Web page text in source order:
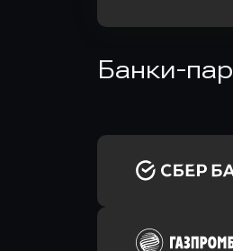
Банки-
Оправить